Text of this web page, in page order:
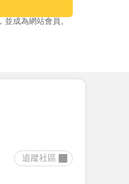
，並成為網站會員。